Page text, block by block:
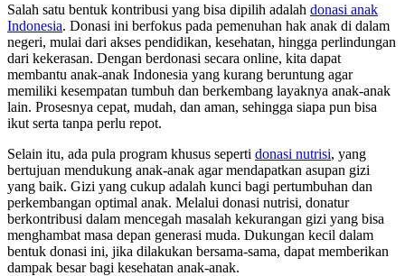
Salah satu bentuk kontribusi yang bisa dipilih adalah donasi anak
Indonesia. Donasi ini berfokus pada pemenuhan hak anak di dalam
negeri, mulai dari akses pendidikan, kesehatan, hingga perlindungan
dari kekerasan. Dengan berdonasi secara online, kita dapat
membantu anak-anak Indonesia yang kurang beruntung agar
memiliki kesempatan tumbuh dan berkembang layaknya anak-anak
lain. Prosesnya cepat, mudah, dan aman, sehingga siapa pun bisa
ikut serta tanpa perlu repot.
Selain itu, ada pula program khusus seperti donasi nutrisi, yang
bertujuan mendukung anak-anak agar mendapatkan asupan gizi
yang baik. Gizi yang cukup adalah kunci bagi pertumbuhan dan
perkembangan optimal anak. Melalui donasi nutrisi, donatur
berkontribusi dalam mencegah masalah kekurangan gizi yang bisa
menghambat masa depan generasi muda. Dukungan kecil dalam
bentuk donasi ini, jika dilakukan bersama-sama, dapat memberikan
dampak besar bagi kesehatan anak-anak.